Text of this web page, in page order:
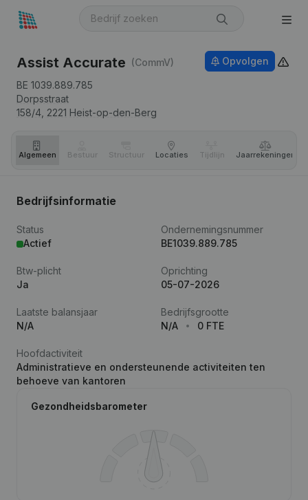
Assist Accurate (CommV)
BE 1039.889.785
Dorpsstraat
158/4, 2221 Heist-op-den-Berg
Opvolgen
Algemeen Bestuur Structuur Locaties Tijdlijn Jaar­rekeningen
Bedrijfsinformatie
Status
Actief
Ondernemingsnummer
BE1039.889.785
Btw-plicht
Ja
Oprichting
05-07-2026
Laatste balansjaar
N/A
Bedrijfsgrootte
N/A
0 FTE
Hoofdactiviteit
Administratieve en ondersteunende activiteiten ten
behoeve van kantoren
Gezondheidsbarometer